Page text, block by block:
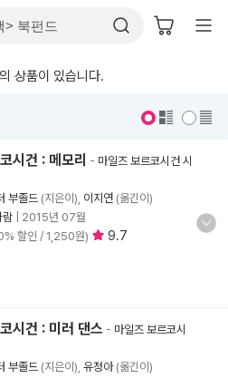
상품이 있습니다.
시건 : 메모리 - 마일즈 보르코시건 시
부졸드 (지은이), 이지연 (옮긴이)
람
2015년 07월
할인 / 1,250원)
9.7
시건 : 미러 댄스 - 마일즈 보르코시
부졸드 (지은이), 유정아(옮긴이)